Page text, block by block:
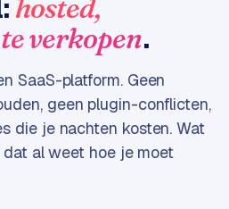
hosted,
verkopen.
SaaS-platform. Geen
geen plugin-conflicten,
die je nachten kosten. Wat
al weet hoe je moet